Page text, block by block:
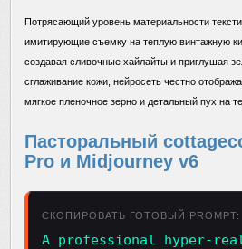
Потрясающий уровень материальности
имитирующие съемку на теплую винтажную
создавая сливочные хайлайты и приглушая
сглаживание кожи, нейросеть честно
мягкое пленочное зерно и детальный пух на
Пасторальный
Pro и Midjourney v6
СКОПИРОВАТЬ ГОТОВЫЙ PROMPT:
A professional hyper-